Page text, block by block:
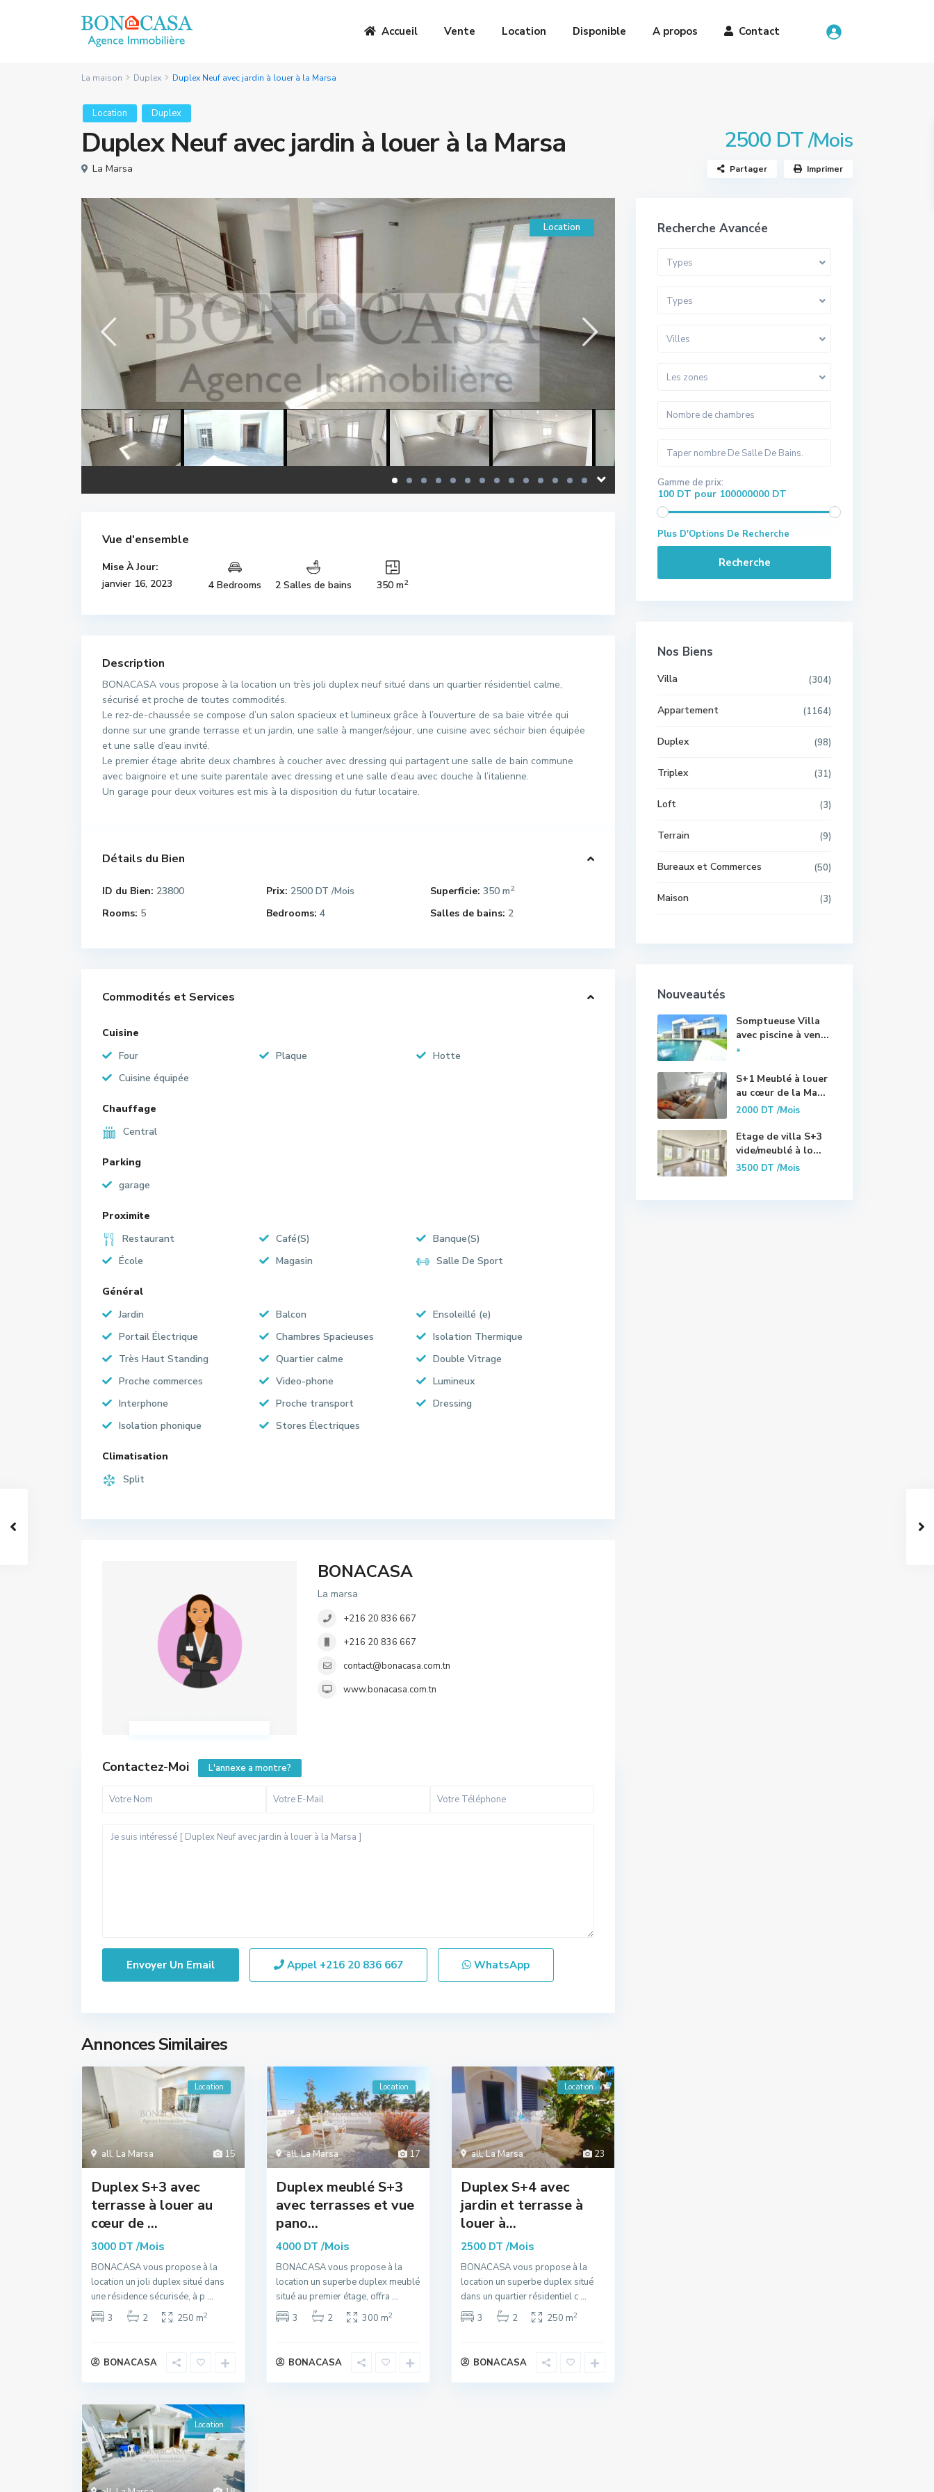
Accueil Vente Location Disponible A propos Contact
La maison Duplex Duplex Neuf avec jardin à louer à la Marsa
Location Duplex
Duplex Neuf avec jardin à louer à la Marsa 2500 DT/Mois
La Marsa Partager Imprimer
Location
Vue d'ensemble
Mise À Jour:
janvier 16, 2023
4 Bedrooms 2 Salles de bains 350 m2
Description
BONACASA vous propose à la location un très joli duplex neuf situé dans un quartier résidentiel calme,
sécurisé et proche de toutes commodités.
Le rez-de-chaussée se compose d’un salon spacieux et lumineux grâce à l’ouverture de sa baie vitrée qui
donne sur une grande terrasse et un jardin, une salle à manger/séjour, une cuisine avec séchoir bien équipée
et une salle d’eau invité.
Le premier étage abrite deux chambres à coucher avec dressing qui partagent une salle de bain commune
avec baignoire et une suite parentale avec dressing et une salle d’eau avec douche à l’italienne.
Un garage pour deux voitures est mis à la disposition du futur locataire.
Détails du Bien
ID du Bien: 23800 Prix: 2500 DT /Mois Superficie: 350 m2
Rooms: 5 Bedrooms: 4 Salles de bains: 2
Commodités et Services
Cuisine
Four
Plaque
Hotte
Cuisine équipée
Chauffage
Central
Parking
garage
Proximite
Restaurant
Café(S)
Banque(S)
École
Magasin Salle De Sport
Général
Jardin
Balcon
Ensoleillé (e)
Portail Électrique
Chambres Spacieuses
Isolation Thermique
Très Haut Standing
Quartier calme
Double Vitrage
Proche commerces
Video-phone
Lumineux
Interphone
Proche transport
Dressing
Isolation phonique
Stores Électriques
Climatisation
Split
BONACASA
La marsa
+216 20 836 667
+216 20 836 667
contact@bonacasa.com.tn
www.bonacasa.com.tn
Contactez-Moi L'annexe a montre?
Appel +216 20 836 667 WhatsApp
Annonces Similaires
15
all, La Marsa
Location
Duplex S+3 avec
terrasse à louer au
cœur de ...
3000 DT/Mois
BONACASA vous propose à la
location un joli duplex situé dans
une résidence sécurisée, à p ...
3
2 250 m2
BONACASA
17
all,La Marsa
Location
Duplex meublé S+3
avec terrasses et vue
pano...
4000 DT/Mois
BONACASA vous propose à la
location un superbe duplex meublé
situé au premier étage, offra ...
3
2 300 m2
BONACASA
23
all,La Marsa
Location
Duplex S+4 avec
jardin et terrasse à
louer à...
2500 DT/Mois
BONACASA vous propose à la
location un superbe duplex situé
dans un quartier résidentiel c...
3
2 250 m2
BONACASA
Location
Recherche Avancée
Types
Types
Villes
Les zones
Gamme de prix:
100 DT pour 100000000 DT
Plus D'Options De Recherche
Recherche
Nos Biens
Villa (304)
Appartement (1164)
Duplex (98)
Triplex (31)
Loft (3)
Terrain (9)
Bureaux et Commerces (50)
Maison (3)
Nouveautés
Somptueuse Villa
avec piscine à ven...
*
S+1 Meublé à louer
au cœur de la Ma...
2000 DT/Mois
Etage de villa S+3
vide/meublé à lo...
3500 DT/Mois